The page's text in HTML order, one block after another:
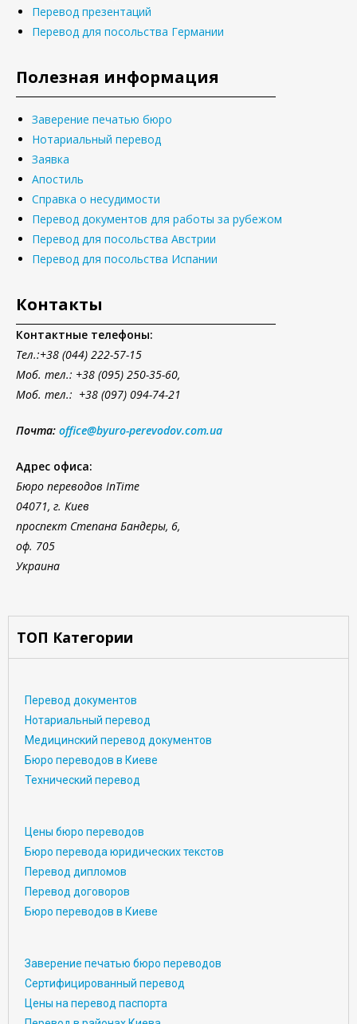
Перевод презентаций
Перевод для посольства Германии
Полезная информация
Заверение печатью бюро
Нотариальный перевод
Заявка
Апостиль
Справка о несудимости
Перевод документов для работы за рубежом
Перевод для посольства Австрии
Перевод для посольства Испании
Контакты
Контактные телефоны:
Тел.:+38 (044) 222-57-15
Моб. тел.: +38 (095) 250-35-60,
Моб. тел.: +38 (097) 094-74-21
Почта: office@byuro-perevodov.com.ua
Адрес офиса:
Бюро переводов InTime
04071, г. Киев
проспект Степана Бандеры, 6,
оф. 705
Украина
ТОП Категории
Перевод документов
Нотариальный перевод
Медицинский перевод документов
Бюро переводов в Киеве
Технический перевод
Цены бюро переводов
Бюро перевода юридических текстов
Перевод дипломов
Перевод договоров
Бюро переводов в Киеве
Заверение печатью бюро переводов
Сертифицированный перевод
Цены на перевод паспорта